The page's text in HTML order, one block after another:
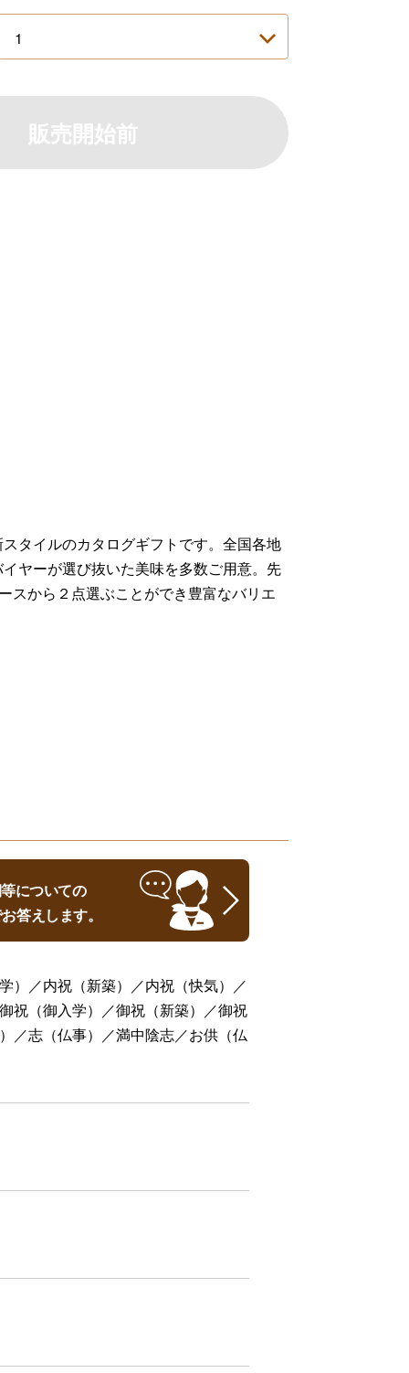
販売開始前
タイルのカタログギフトです。全国各地
ヤーが選び抜いた美味を多数ご用意。先
スから２点選ぶことができ豊富なバリエ
についての
答えします。
）／内祝（新築）／内祝（快気）／
祝（御入学）／御祝（新築）／御祝
／志（仏事）／満中陰志／お供（仏